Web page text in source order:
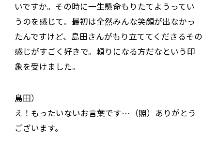
いですか。その時に一生懸命もりたてようってい
うのを感じて。最初は全然みんな笑顔が出なかっ
たんですけど、島田さんがもり立ててくださるその
感じがすごく好きで。頼りになる方だなという印
象を受けました。
島田）
え！もったいないお言葉です…（照）ありがとう
ございます。